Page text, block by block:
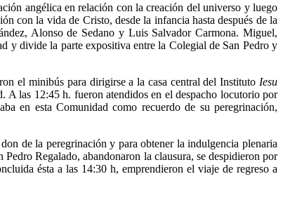
angélica en relación con la creación del universo y luego
con la vida de Cristo, desde la infancia hasta después de la
Alonso de Sedano y Luis Salvador Carmona. Miguel,
y divide la parte expositiva entre la Colegial de San Pedro y
el minibús para dirigirse a la casa central del Instituto Iesu
las 12:45 h. fueron atendidos en el despacho locutorio por
en esta Comunidad como recuerdo de su peregrinación,
de la peregrinación y para obtener la indulgencia plenaria
Regalado, abandonaron la clausura, se despidieron por
ésta a las 14:30 h, emprendieron el viaje de regreso a